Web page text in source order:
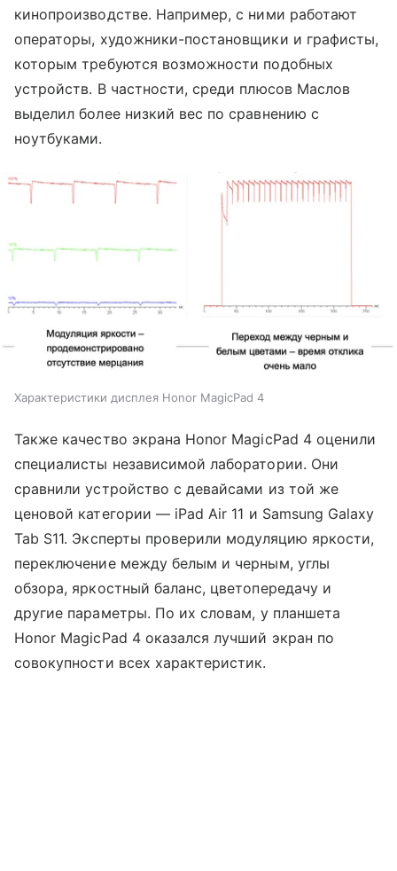
кинопроизводстве. Например, с ними работают
операторы, художники-постановщики и графисты,
которым требуются возможности подобных
устройств. В частности, среди плюсов Маслов
выделил более низкий вес по сравнению с
ноутбуками.
Характеристики дисплея Honor MagicPad 4
Также качество экрана Honor MagicPad 4 оценили
специалисты независимой лаборатории. Они
сравнили устройство с девайсами из той же
ценовой категории — iPad Air 11 и Samsung Galaxy
Tab S11. Эксперты проверили модуляцию яркости,
переключение между белым и черным, углы
обзора, яркостный баланс, цветопередачу и
другие параметры. По их словам, у планшета
Honor MagicPad 4 оказался лучший экран по
совокупности всех характеристик.